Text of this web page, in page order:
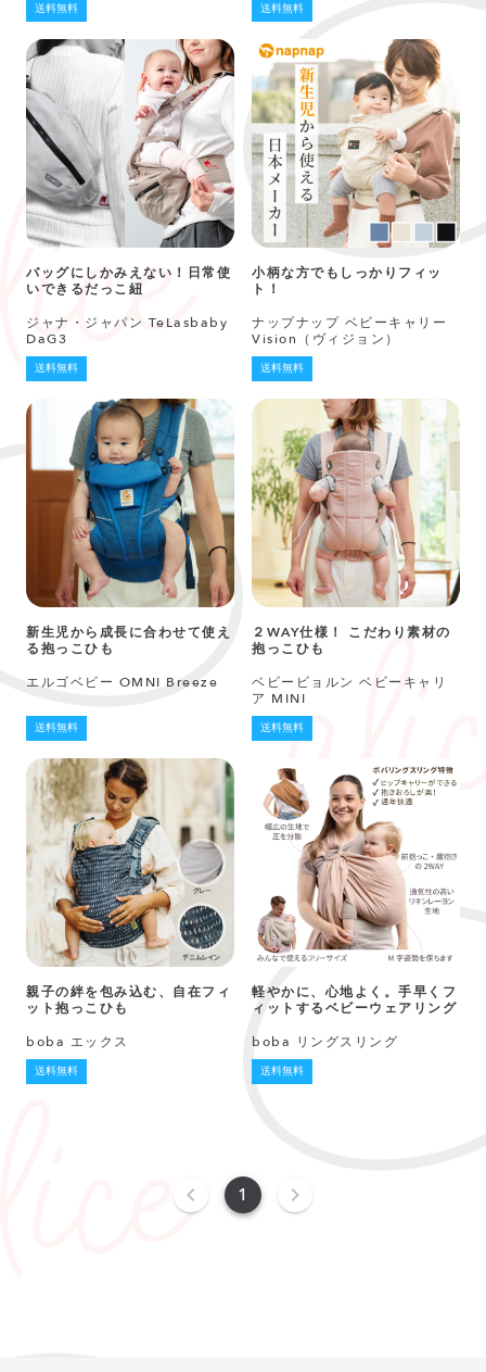
送料無料 送料無料
バッグにしかみえない！日常使
いできるだっこ紐
ジャナ・ジャパン TeLasbaby
DaG3
送料無料
小柄な方でもしっかりフィッ
ト！
ナップナップ ベビーキャリー
Vision（ヴィジョン）
送料無料
新生児から成長に合わせて使え
る抱っこひも
エルゴベビー OMNI Breeze
送料無料
２WAY仕様！ こだわり素材の
抱っこひも
ベビービョルン ベビーキャリ
ア MINI
送料無料
親子の絆を包み込む、自在フィ
ット抱っこひも
boba エックス
送料無料
軽やかに、心地よく。手早くフ
ィットするベビーウェアリング
boba リングスリング
送料無料
1